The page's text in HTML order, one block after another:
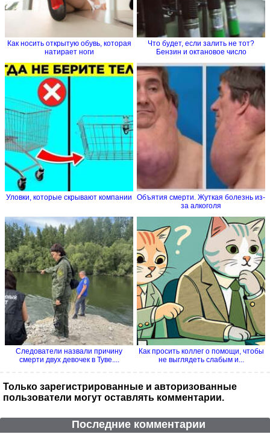
Как носить открытую обувь, которая
натирает ноги
Что будет, если залить не тот?
Бензин и октановое число
Уловки, которые скрывают компании
Объятия смерти. Жуткая болезнь из-
за алкоголя
Следователи назвали причину
смерти двух девочек в Туве....
Как просить коллег о помощи, чтобы
не выглядеть слабым и...
Только зарегистрированные и авторизованные
пользователи могут оставлять комментарии.
Последние комментарии